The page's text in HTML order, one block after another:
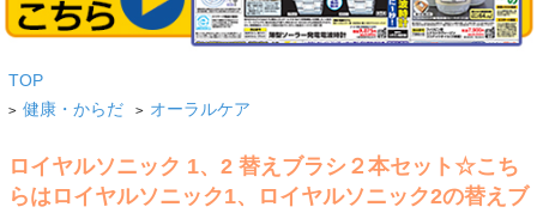
TOP
> 健康・からだ > オーラルケア
ロイヤルソニック 1、2 替えブラシ２本セット☆こち
らはロイヤルソニック1、ロイヤルソニック2の替えブ